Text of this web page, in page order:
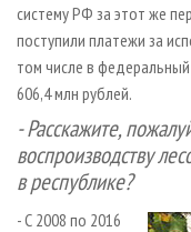
систему РФ за этот же
поступили платежи за
том числе в
606,4 млн рублей.
- Расскажите,
воспроизводству
в республике?
- С 2008 по 2016